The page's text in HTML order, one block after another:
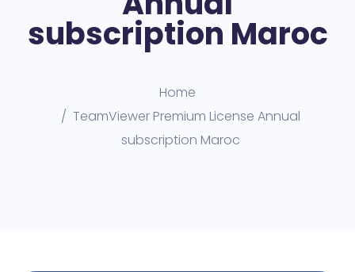
subscription Maroc
Home
TeamViewer Premium License Annual
subscription Maroc